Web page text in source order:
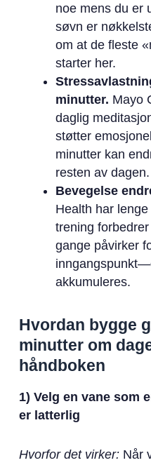
noe mens du er
søvn er
om at de fleste
starter her.
minutter. Mayo
daglig
støtter
minutter kan
resten av dagen.
Bevegelse
Health har
trening
gange påvirker
akkumuleres.
Hvordan bygge
minutter om
håndboken
1) Velg en vane som
er latterlig
Hvorfor det virker:Når